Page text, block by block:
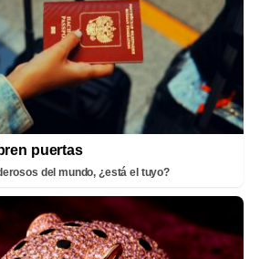
puertas
del mundo, ¿está el tuyo?